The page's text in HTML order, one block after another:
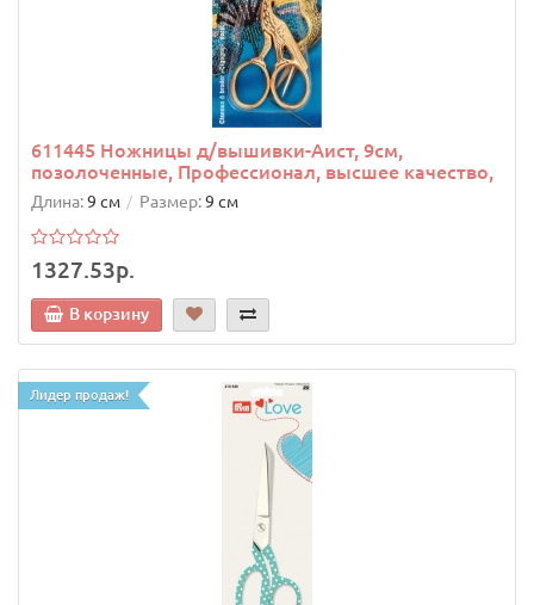
611445 Ножницы д/вышивки-Аист, 9см,
позолоченные, Профессионал, высшее качество,
Длина:9 см Размер:9 см
1327.53р.
В корзину
Лидер продаж!